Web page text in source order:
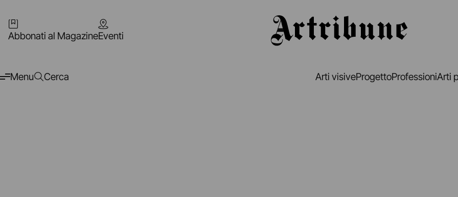
Abbonati al MagazineEventi
Menu Cerca Arti visiveProgettoProfessioniArti